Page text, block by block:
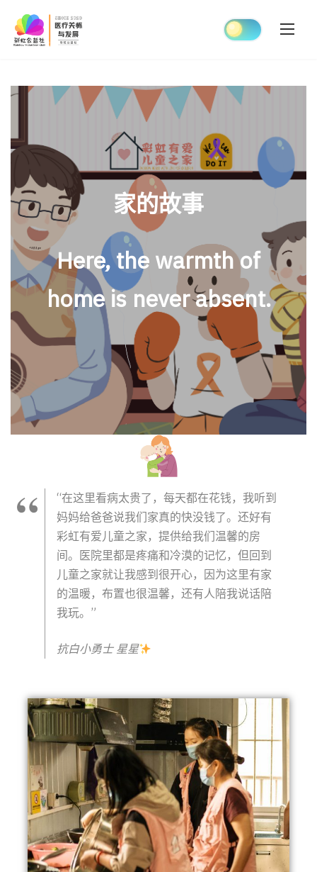
content
家的故事
Here, the warmth of
home is never absent.
“在这里看病太贵了，每天都在花钱，我听到
妈妈给爸爸说我们家真的快没钱了。还好有
彩虹有爱儿童之家，提供给我们温馨的房
间。医院里都是疼痛和冷漠的记忆，但回到
儿童之家就让我感到很开心，因为这里有家
的温暖，布置也很温馨，还有人陪我说话陪
我玩。”
抗白小勇士 星星